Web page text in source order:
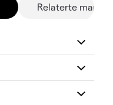
Relaterte